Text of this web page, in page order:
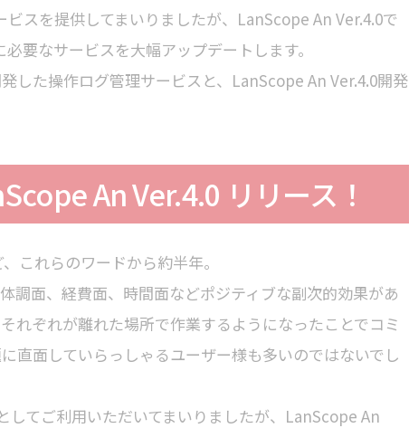
スを提供してまいりましたが、LanScope An Ver.4.0で
要なサービスを大幅アップデートします。
した操作ログ管理サービスと、LanScope An Ver.4.0開発
An Ver.4.0 リリース！
これらのワードから約半年。
調面、経費面、時間面などポジティブな副次的効果があ
れぞれが離れた場所で作業するようになったことでコミ
直面していらっしゃるユーザー様も多いのではないでし
てご利用いただいてまいりましたが、LanScope An